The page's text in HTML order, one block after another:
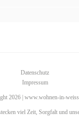
Datenschutz
Impressum
2026 | www.wohnen-in-
viel Zeit, Sorgfalt und